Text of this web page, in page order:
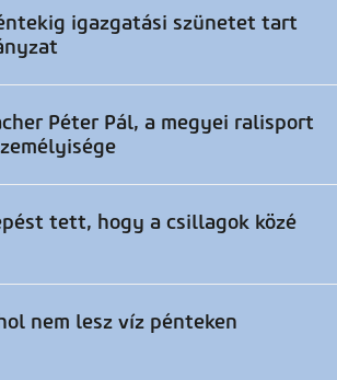
igazgatási szünetet tart
Péter Pál, a megyei ralisport
tett, hogy a csillagok közé
nem lesz víz pénteken